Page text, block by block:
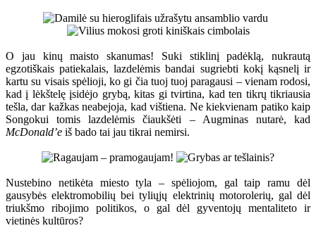
O jau kinų maisto skanumas! Suki stiklinį padėklą, nukrautą
egzotiškais patiekalais, lazdelėmis bandai sugriebti kokį kąsnelį ir
kartu su visais spėlioji, ko gi čia tuoj tuoj paragausi – vienam rodosi,
kad į lėkštelę įsidėjo grybą, kitas gi tvirtina, kad ten tikrų tikriausia
tešla, dar kažkas neabejoja, kad vištiena. Ne kiekvienam patiko kaip
Songokui tomis lazdelėmis čiaukšėti – Augminas nutarė, kad
McDonald’e iš bado tai jau tikrai nemirsi.
Nustebino netikėta miesto tyla – spėliojom, gal taip ramu dėl
gausybės elektromobilių bei tyliųjų elektrinių motorolerių, gal dėl
triukšmo ribojimo politikos, o gal dėl gyventojų mentaliteto ir
vietinės kultūros?